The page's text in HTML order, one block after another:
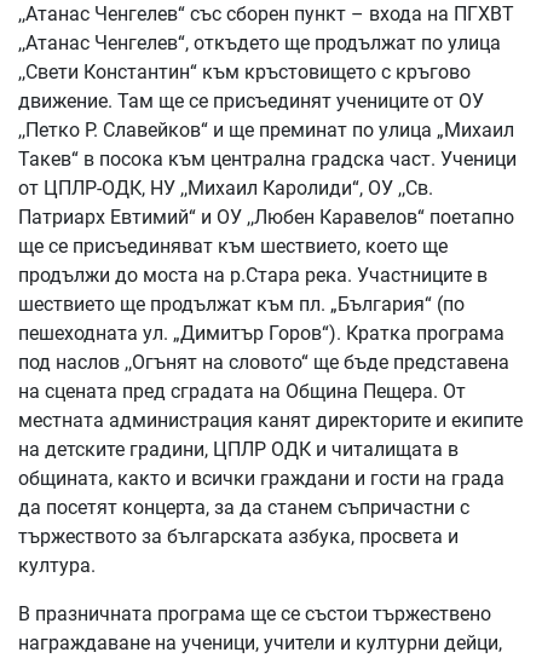
,,Атанас Ченгелев“ със сборен пункт – входа на ПГХВТ
,,Атанас Ченгелев“, откъдето ще продължат по улица
,,Свети Константин“ към кръстовището с кръгово
движение. Там ще се присъединят учениците от ОУ
,,Петко Р. Славейков“ и ще преминат по улица „Михаил
Такев“ в посока към централна градска част. Ученици
от ЦПЛР-ОДК, НУ ,,Михаил Каролиди“, ОУ ,,Св.
Патриарх Евтимий“ и ОУ ,,Любен Каравелов“ поетапно
ще се присъединяват към шествието, което ще
продължи до моста на р.Стара река. Участниците в
шествието ще продължат към пл. „България“ (по
пешеходната ул. „Димитър Горов“). Кратка програма
под наслов ,,Огънят на словото“ ще бъде представена
на сцената пред сградата на Община Пещера. От
местната администрация канят директорите и екипите
на детските градини, ЦПЛР ОДК и читалищата в
общината, както и всички граждани и гости на града
да посетят концерта, за да станем съпричастни с
тържеството за българската азбука, просвета и
култура.
В празничната програма ще се състои тържествено
награждаване на ученици, учители и културни дейци,